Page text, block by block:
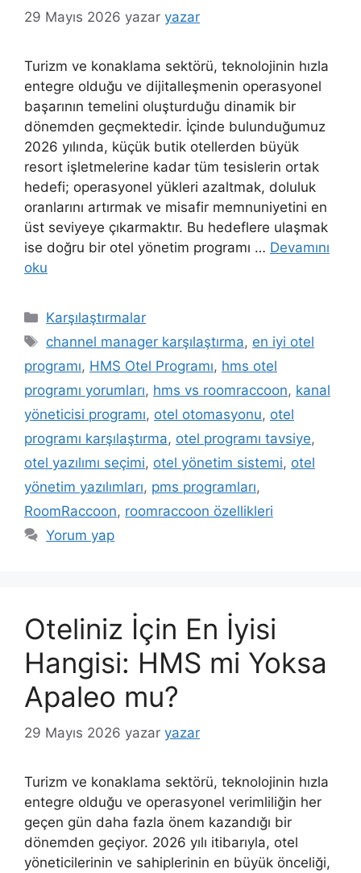
29 Mayıs 2026 yazar yazar
Turizm ve konaklama sektörü, teknolojinin hızla
entegre olduğu ve dijitalleşmenin operasyonel
başarının temelini oluşturduğu dinamik bir
dönemden geçmektedir. İçinde bulunduğumuz
2026 yılında, küçük butik otellerden büyük
resort işletmelerine kadar tüm tesislerin ortak
hedefi; operasyonel yükleri azaltmak, doluluk
oranlarını artırmak ve misafir memnuniyetini en
üst seviyeye çıkarmaktır. Bu hedeflere ulaşmak
ise doğru bir otel yönetim programı … Devamını
oku
Kategoriler
Karşılaştırmalar
Etiketler
channel manager karşılaştırma, en iyi otel
programı, HMS Otel Programı, hms otel
programı yorumları, hms vs roomraccoon, kanal
yöneticisi programı, otel otomasyonu, otel
programı karşılaştırma, otel programı tavsiye,
otel yazılımı seçimi, otel yönetim sistemi, otel
yönetim yazılımları, pms programları,
RoomRaccoon, roomraccoon özellikleri
Yorum yap
Oteliniz İçin En İyisi
Hangisi: HMS mi Yoksa
Apaleo mu?
29 Mayıs 2026 yazar yazar
Turizm ve konaklama sektörü, teknolojinin hızla
entegre olduğu ve operasyonel verimliliğin her
geçen gün daha fazla önem kazandığı bir
dönemden geçiyor. 2026 yılı itibarıyla, otel
yöneticilerinin ve sahiplerinin en büyük önceliği,